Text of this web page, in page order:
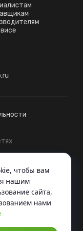
под одной крышей
чтобы вам
нашим
сайта,
нами